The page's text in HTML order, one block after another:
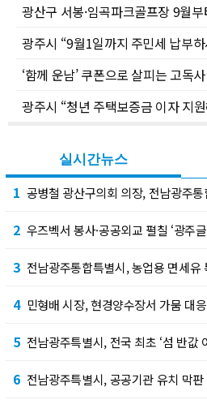
광산구 서봉·임곡파크골프장 9월
광주시 “9월1일까지 주민세 납부
‘함께 운남’ 쿠폰으로 살피는 고독사
광주시 “청년 주택보증금 이자 지
실시간뉴스
1 공병철 광산구의회 의장, 전남광주통합특별시
2 우즈벡서 봉사·공공외교 펼칠 ‘광주
3 전남광주통합특별시, 농업용 면세유
4 민형배 시장, 현경양수장서 가뭄 대
5 전남광주특별시, 전국 최초 ‘섬 반값
6 전남광주특별시, 공공기관 유치 막판